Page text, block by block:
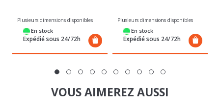
Plusieurs dimensions disponibles
En stock
Expédié sous 24/72h
Plusieurs dimensions disponibles
En stock
Expédié sous 24/72h
VOUS AIMEREZ AUSSI